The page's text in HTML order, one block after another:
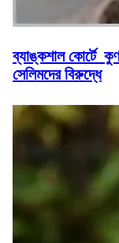
ব্যাঙ্কশাল কোর্টে
সেলিমদের বিরুদ্ধে